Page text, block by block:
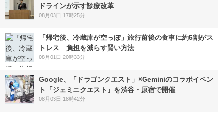
ドラインが示す診療改革
08月03日 17時25分
「帰宅後、冷蔵庫が空っぽ」旅行前後の食事に約5割がス
トレス 負担を減らす賢い方法
08月01日 20時33分
Google、「ドラゴンクエスト」×Geminiのコラボイベン
ト「ジェミニクエスト」を渋谷・原宿で開催
08月03日 18時42分